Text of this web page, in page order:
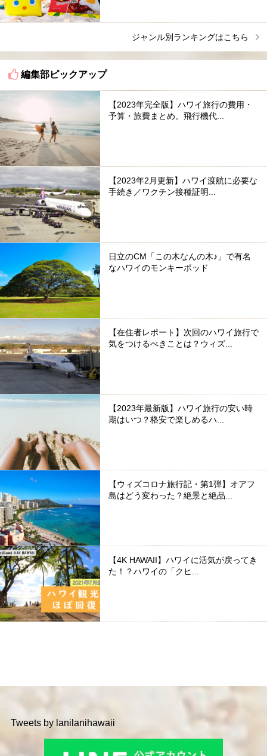
ジャンル別ランキングはこちら
編集部ピックアップ
【2023年完全版】ハワイ旅行の費用・
予算・旅費まとめ。飛行機代...
【2023年2月更新】ハワイ渡航に必要な
手続き／ワクチン接種証明...
日立のCM「この木なんの木♪」で有名
なハワイのモンキーポッド
【在住者レポート】次回のハワイ旅行で
気をつけるべきことは？ウィズ...
【2023年最新版】ハワイ旅行の安い時
期はいつ？格安で楽しめるハ...
【ウィズコロナ旅行記・第1弾】オアフ
島はどう変わった？絶景と絶品...
【4K HAWAII】ハワイに活気が戻ってき
た！？ハワイの「クヒ...
Tweets by lanilanihawaii